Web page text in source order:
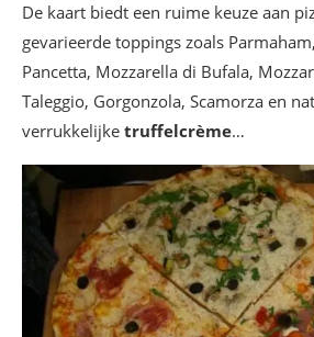
De kaart biedt een ruime keuze aan
gevarieerde toppings zoals
Pancetta, Mozzarella di Bufala,
Taleggio, Gorgonzola, Scamorza en
verrukkelijke truffelcrème…